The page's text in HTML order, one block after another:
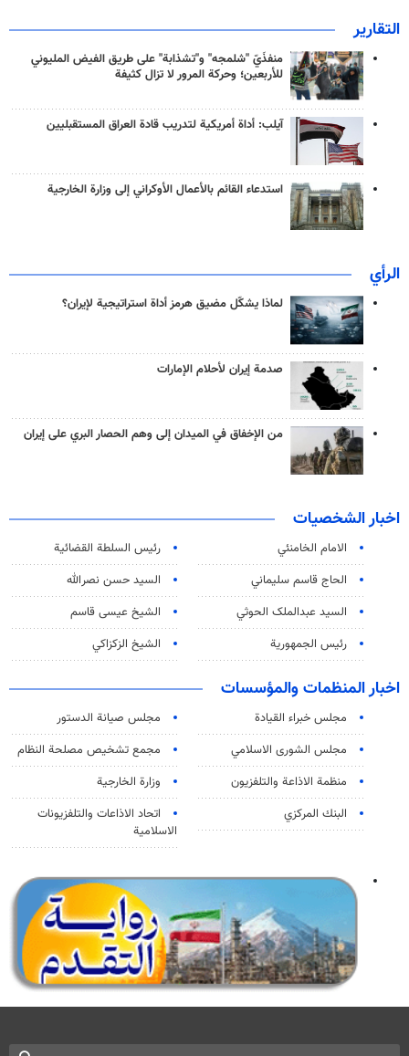
التقارير
منفذَيّ "شلمجه" و"تشذابة" على طريق الفيض المليوني
للأربعين؛ وحركة المرور لا تزال كثيفة
آيلب: أداة أمريكية لتدريب قادة العراق المستقبليين
استدعاء القائم بالأعمال الأوكراني إلى وزارة الخارجية
الرأي
لماذا يشكّل مضيق هرمز أداة استراتيجية لإيران؟
صدمة إيران لأحلام الإمارات
من الإخفاق في الميدان إلى وهم الحصار البري على إيران
اخبار الشخصيات
الامام الخامنئي
رئیس السلطة القضائیة
الحاج قاسم سليماني
السيد حسن نصرالله
السید عبدالملک الحوثي
الشيخ عيسى قاسم
رئيس الجمهورية
الشيخ الزكزاكي
اخبار المنظمات والمؤسسات
مجلس خبراء القيادة
مجلس صيانة الدستور
مجلس الشورى الاسلامي
مجمع تشخيص مصلحة النظام
منظمة الاذاعة والتلفزیون
وزارة الخارجية
البنك المركزي
اتحاد الاذاعات والتلفزيونات
الاسلامية